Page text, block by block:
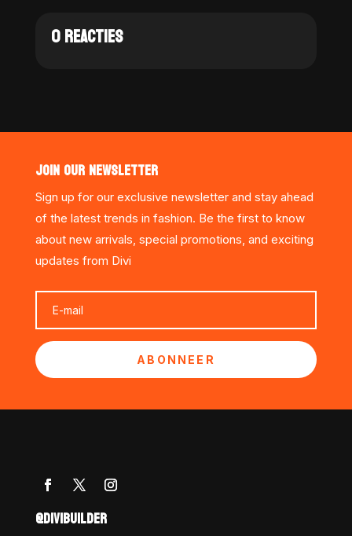
0 REACTIES
JOIN OUR NEWSLETTER
Sign up for our exclusive newsletter and stay ahead
of the latest trends in fashion. Be the first to know
about new arrivals, special promotions, and exciting
updates from Divi
ABONNEER
@DIVIBUILDER